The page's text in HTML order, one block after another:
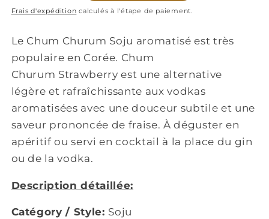
habituel
Frais d'expédition calculés à l'étape de paiement.
Le Chum Churum Soju aromatisé est très
populaire en Corée. Chum
Churum Strawberry est une alternative
légère et rafraîchissante aux vodkas
aromatisées avec une douceur subtile et une
saveur prononcée de fraise. À déguster en
apéritif ou servi en cocktail à la place du gin
ou de la vodka.
Description détaillée:
Catégory / Style: Soju